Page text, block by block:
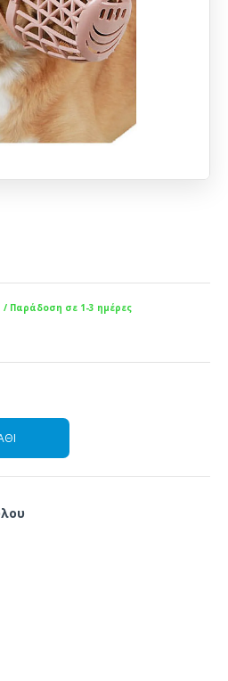
Παράδοση σε 1-3 ημέρες